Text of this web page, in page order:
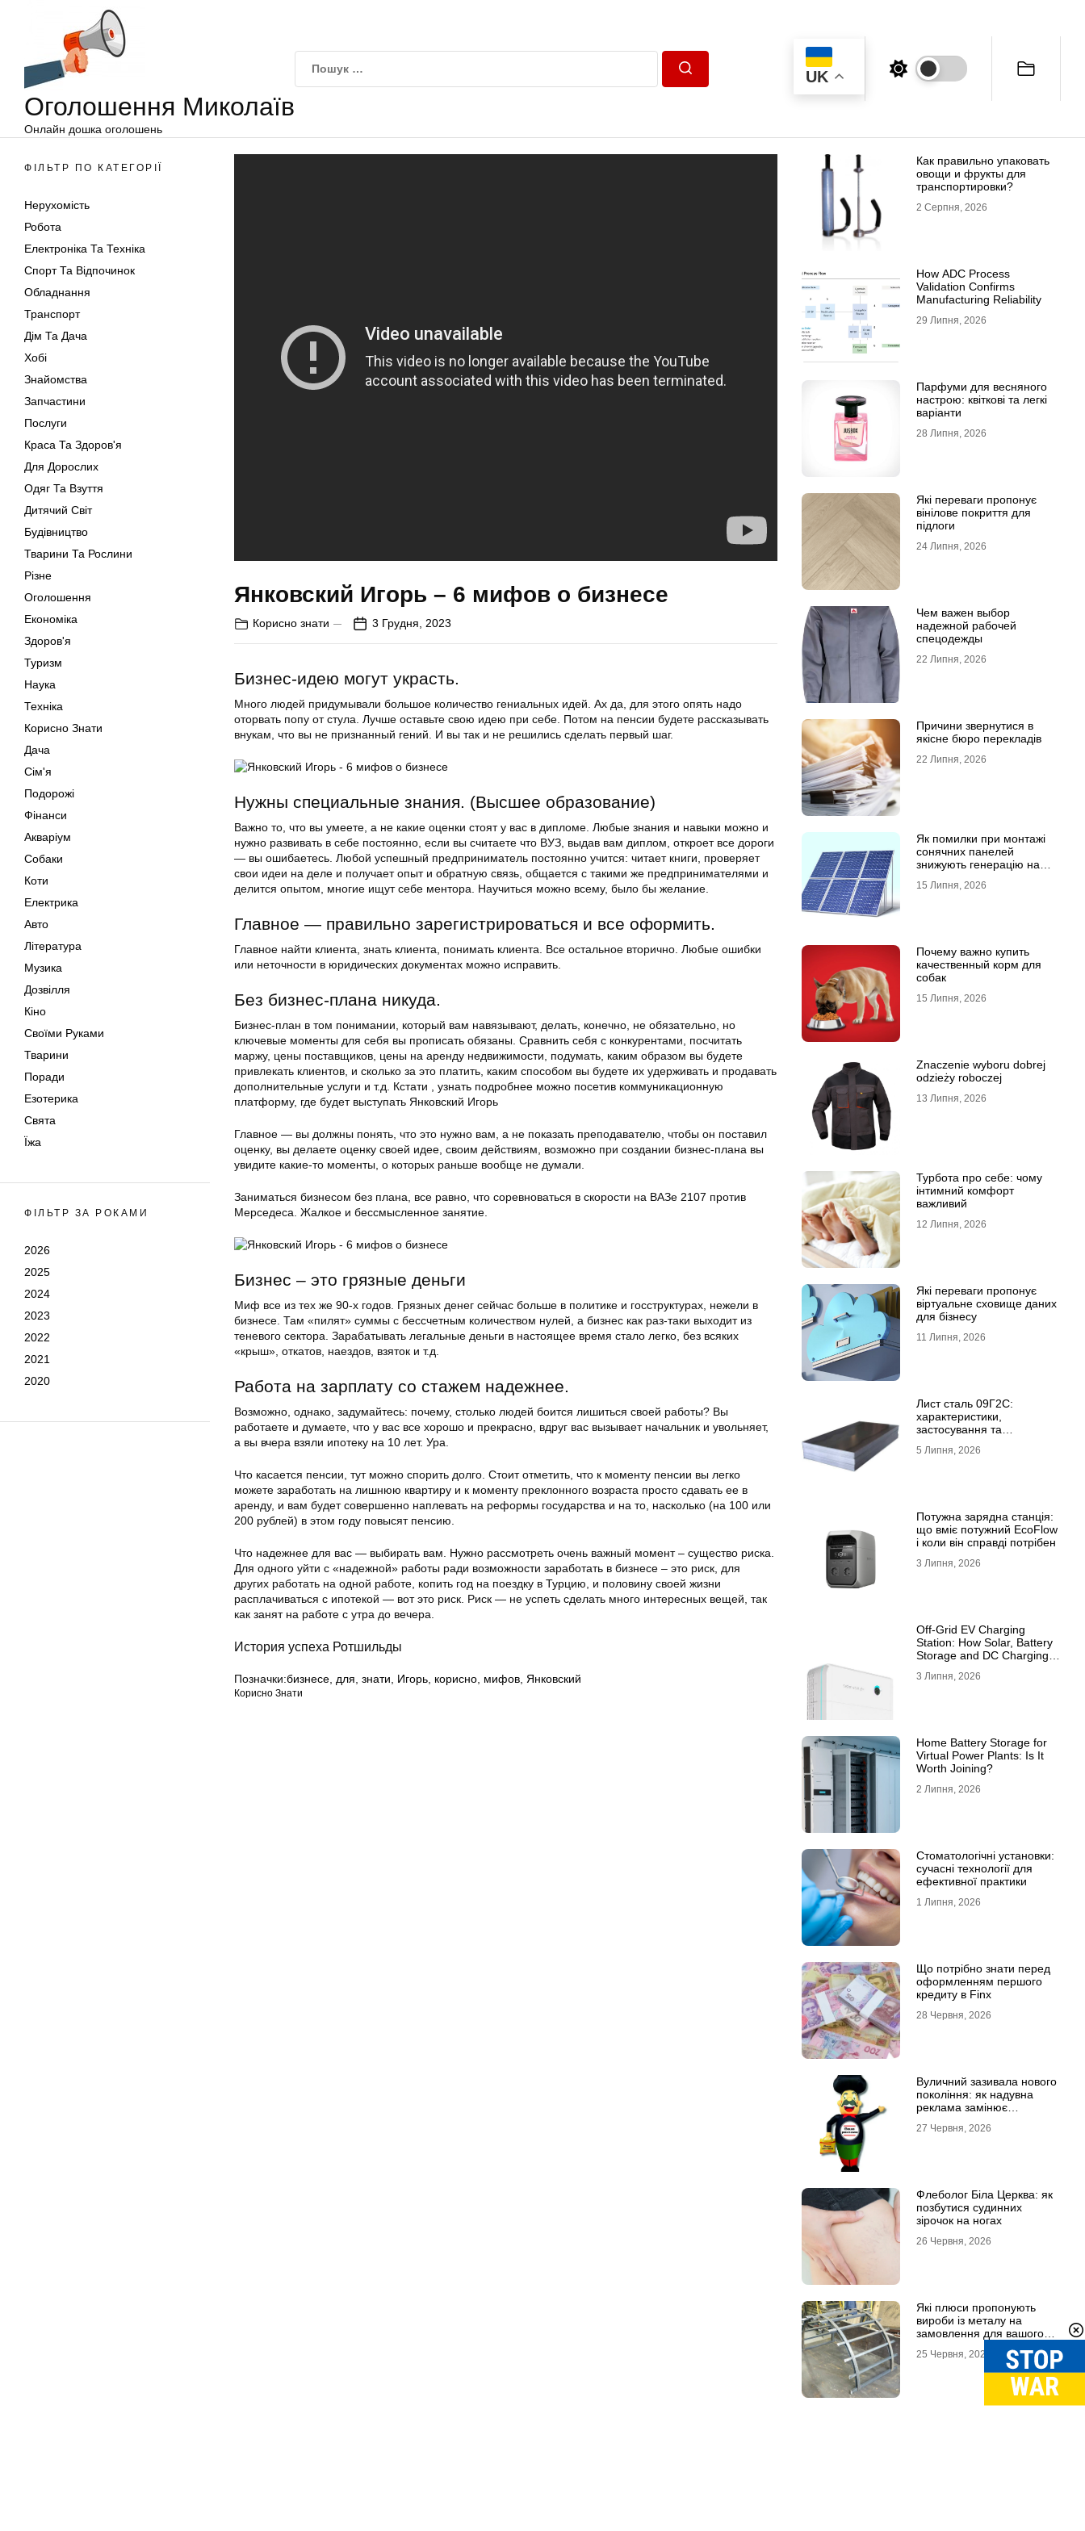
Оголошення Миколаїв
Онлайн дошка оголошень
UK
ФІЛЬТР ПО КАТЕГОРІЇ
Нерухомість
Робота
Електроніка Та Техніка
Спорт Та Відпочинок
Обладнання
Транспорт
Дім Та Дача
Хобі
Знайомства
Запчастини
Послуги
Краса Та Здоров'я
Для Дорослих
Одяг Та Взуття
Дитячий Світ
Будівництво
Тварини Та Рослини
Різне
Оголошення
Економіка
Здоров'я
Туризм
Наука
Техніка
Корисно Знати
Дача
Сім'я
Подорожі
Фінанси
Акваріум
Собаки
Коти
Електрика
Авто
Література
Музика
Дозвілля
Кіно
Своїми Руками
Тварини
Поради
Езотерика
Свята
Їжа
ФІЛЬТР ЗА РОКАМИ
2026
2025
2024
2023
2022
2021
2020
Янковский Игорь – 6 мифов о бизнесе
Корисно знати 3 Грудня, 2023
Бизнес-идею могут украсть.
Много людей придумывали большое количество гениальных идей. Ах да, для этого опять надо
оторвать попу от стула. Лучше оставьте свою идею при себе. Потом на пенсии будете рассказывать
внукам, что вы не признанный гений. И вы так и не решились сделать первый шаг.
Нужны специальные знания. (Высшее образование)
Важно то, что вы умеете, а не какие оценки стоят у вас в дипломе. Любые знания и навыки можно и
нужно развивать в себе постоянно, если вы считаете что ВУЗ, выдав вам диплом, откроет все дороги
— вы ошибаетесь. Любой успешный предприниматель постоянно учится: читает книги, проверяет
свои идеи на деле и получает опыт и обратную связь, общается с такими же предпринимателями и
делится опытом, многие ищут себе ментора. Научиться можно всему, было бы желание.
Главное — правильно зарегистрироваться и все оформить.
Главное найти клиента, знать клиента, понимать клиента. Все остальное вторично. Любые ошибки
или неточности в юридических документах можно исправить.
Без бизнес-плана никуда.
Бизнес-план в том понимании, который вам навязывают, делать, конечно, не обязательно, но
ключевые моменты для себя вы прописать обязаны. Сравнить себя с конкурентами, посчитать
маржу, цены поставщиков, цены на аренду недвижимости, подумать, каким образом вы будете
привлекать клиентов, и сколько за это платить, каким способом вы будете их удерживать и продавать
дополнительные услуги и т.д. Кстати , узнать подробнее можно посетив коммуникационную
платформу, где будет выступать Янковский Игорь
Главное — вы должны понять, что это нужно вам, а не показать преподавателю, чтобы он поставил
оценку, вы делаете оценку своей идее, своим действиям, возможно при создании бизнес-плана вы
увидите какие-то моменты, о которых раньше вообще не думали.
Заниматься бизнесом без плана, все равно, что соревноваться в скорости на ВАЗе 2107 против
Мерседеса. Жалкое и бессмысленное занятие.
Бизнес – это грязные деньги
Миф все из тех же 90-х годов. Грязных денег сейчас больше в политике и госструктурах, нежели в
бизнесе. Там «пилят» суммы с бессчетным количеством нулей, а бизнес как раз-таки выходит из
теневого сектора. Зарабатывать легальные деньги в настоящее время стало легко, без всяких
«крыш», откатов, наездов, взяток и т.д.
Работа на зарплату со стажем надежнее.
Возможно, однако, задумайтесь: почему, столько людей боится лишиться своей работы? Вы
работаете и думаете, что у вас все хорошо и прекрасно, вдруг вас вызывает начальник и увольняет,
а вы вчера взяли ипотеку на 10 лет. Ура.
Что касается пенсии, тут можно спорить долго. Стоит отметить, что к моменту пенсии вы легко
можете заработать на лишнюю квартиру и к моменту преклонного возраста просто сдавать ее в
аренду, и вам будет совершенно наплевать на реформы государства и на то, насколько (на 100 или
200 рублей) в этом году повысят пенсию.
Что надежнее для вас — выбирать вам. Нужно рассмотреть очень важный момент – существо риска.
Для одного уйти с «надежной» работы ради возможности заработать в бизнесе – это риск, для
других работать на одной работе, копить год на поездку в Турцию, и половину своей жизни
расплачиваться с ипотекой — вот это риск. Риск — не успеть сделать много интересных вещей, так
как занят на работе с утра до вечера.
История успеха Ротшильды
Позначки:бизнесе, для, знати, Игорь, корисно, мифов, Янковский
Корисно Знати
Как правильно упаковать
овощи и фрукты для
транспортировки?
2 Серпня, 2026
How ADC Process
Validation Confirms
Manufacturing Reliability
29 Липня, 2026
Парфуми для весняного
настрою: квіткові та легкі
варіанти
28 Липня, 2026
Які переваги пропонує
вінілове покриття для
підлоги
24 Липня, 2026
Чем важен выбор
надежной рабочей
спецодежды
22 Липня, 2026
Причини звернутися в
якісне бюро перекладів
22 Липня, 2026
Як помилки при монтажі
сонячних панелей
знижують генерацію на
15 Липня, 2026
Почему важно купить
качественный корм для
собак
15 Липня, 2026
Znaczenie wyboru dobrej
odzieży roboczej
13 Липня, 2026
Турбота про себе: чому
інтимний комфорт
важливий
12 Липня, 2026
Які переваги пропонує
віртуальне сховище даних
для бізнесу
11 Липня, 2026
Лист сталь 09Г2С:
характеристики,
застосування та
10ХСНД
5 Липня, 2026
Потужна зарядна станція:
що вміє потужний EcoFlow
і коли він справді потрібен
3 Липня, 2026
Off-Grid EV Charging
Station: How Solar, Battery
Storage and DC Charging
3 Липня, 2026
Home Battery Storage for
Virtual Power Plants: Is It
Worth Joining?
2 Липня, 2026
Стоматологічні установки:
сучасні технології для
ефективної практики
1 Липня, 2026
Що потрібно знати перед
оформленням першого
кредиту в Finx
28 Червня, 2026
Вуличний зазивала нового
покоління: як надувна
реклама замінює
витрати
27 Червня, 2026
Флеболог Біла Церква: як
позбутися судинних
зірочок на ногах
26 Червня, 2026
Які плюси пропонують
вироби із металу на
замовлення для вашого
25 Червня, 2026